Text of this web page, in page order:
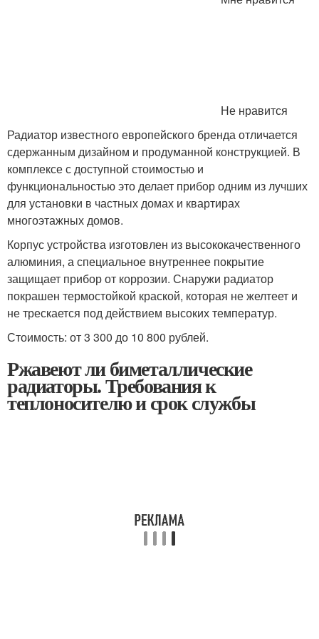
Не нравится
Радиатор известного европейского бренда отличается
сдержанным дизайном и продуманной конструкцией. В
комплексе с доступной стоимостью и
функциональностью это делает прибор одним из лучших
для установки в частных домах и квартирах
многоэтажных домов.
Корпус устройства изготовлен из высококачественного
алюминия, а специальное внутреннее покрытие
защищает прибор от коррозии. Снаружи радиатор
покрашен термостойкой краской, которая не желтеет и
не трескается под действием высоких температур.
Стоимость: от 3 300 до 10 800 рублей.
Ржавеют ли биметаллические
радиаторы. Требования к
теплоносителю и срок службы